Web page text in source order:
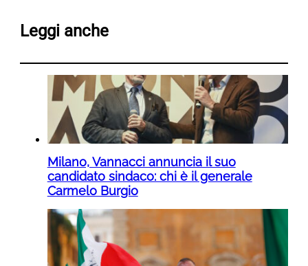
Leggi anche
Milano, Vannacci annuncia il suo
candidato sindaco: chi è il generale
Carmelo Burgio